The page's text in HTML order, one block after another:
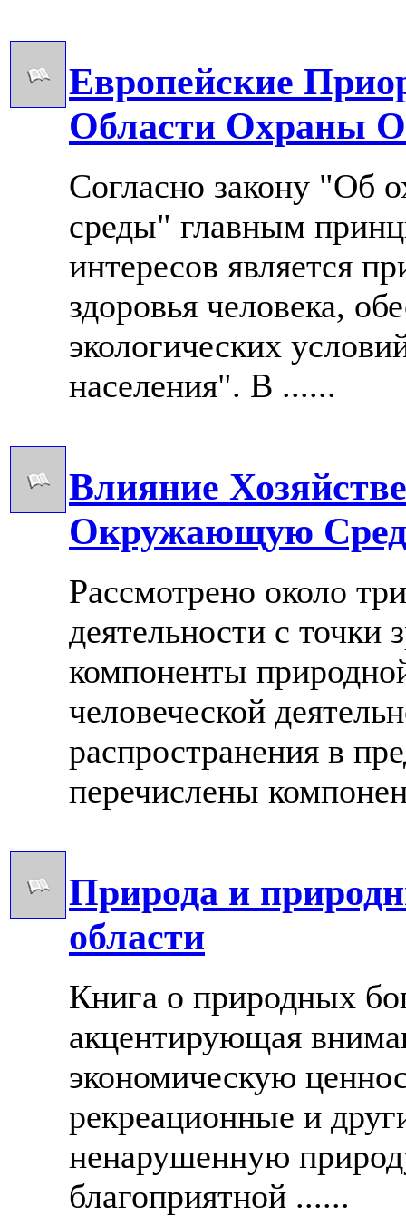
Европейские
Области Охраны
Согласно закону "Об
среды" главным
интересов является
здоровья человека,
экологических
населения". В ......
Влияние
Окружающую
Рассмотрено около
деятельности с точки
компоненты
человеческой
распространения в
перечислены
Природа и
области
Книга о природных
акцентирующая
экономическую
рекреационные и
ненарушенную
благоприятной ......